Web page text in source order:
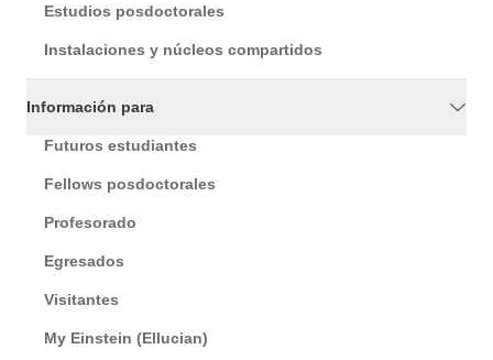
Estudios posdoctorales
Instalaciones y núcleos compartidos
Información para
Futuros estudiantes
Fellows posdoctorales
Profesorado
Egresados
Visitantes
My Einstein (Ellucian)